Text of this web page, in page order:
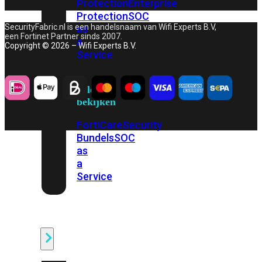
ProtectionEnterprise
ProtectionSOC
as
a
Service
Alles
bekijken
FortiCareSecurity
BundelsSOC
as
a
Service
SecurityFabric.nl is een handelsnaam van Wifi Experts B.V,
een Fortinet Partner sinds 2007.
Copyright © 2026 – Wifi Experts B.V.